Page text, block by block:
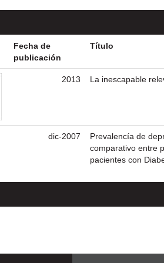
Fecha de
publicación
Título
2013 La inescapable
dic-2007
Prevalencía de
comparativo entre
pacientes con